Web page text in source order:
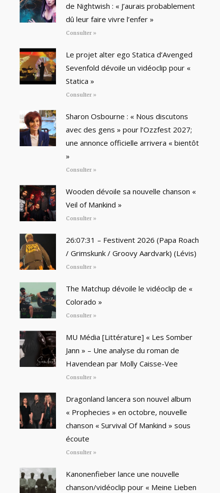
de Nightwish : « J’aurais probablement
dû leur faire vivre l’enfer »
Consulter »
Le projet alter ego Statica d’Avenged
Sevenfold dévoile un vidéoclip pour «
Statica »
Consulter »
Sharon Osbourne : « Nous discutons
avec des gens » pour l’Ozzfest 2027;
une annonce officielle arrivera « bientôt
»
Consulter »
Wooden dévoile sa nouvelle chanson «
Veil of Mankind »
Consulter »
26:07:31 – Festivent 2026 (Papa Roach
/ Grimskunk / Groovy Aardvark) (Lévis)
Consulter »
The Matchup dévoile le vidéoclip de «
Colorado »
Consulter »
MU Média [Littérature] « Les Somber
Jann » – Une analyse du roman de
Havendean par Molly Caisse-Vee
Consulter »
Dragonland lancera son nouvel album
« Prophecies » en octobre, nouvelle
chanson « Survival Of Mankind » sous
écoute
Consulter »
Kanonenfieber lance une nouvelle
chanson/vidéoclip pour « Meine Lieben